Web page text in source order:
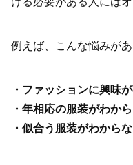
例えば、こんな悩みがあ
・ファッションに興味
・年相応の服装がわか
・似合う服装がわから